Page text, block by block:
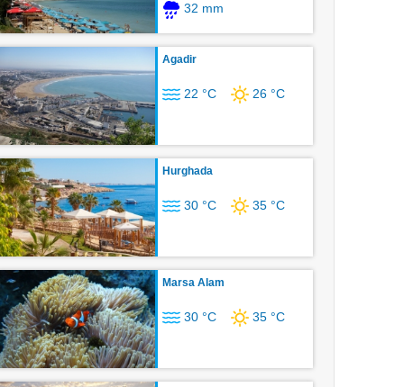
32 mm
Agadir
22 °C 26 °C
Hurghada
30 °C 35 °C
Marsa Alam
30 °C 35 °C